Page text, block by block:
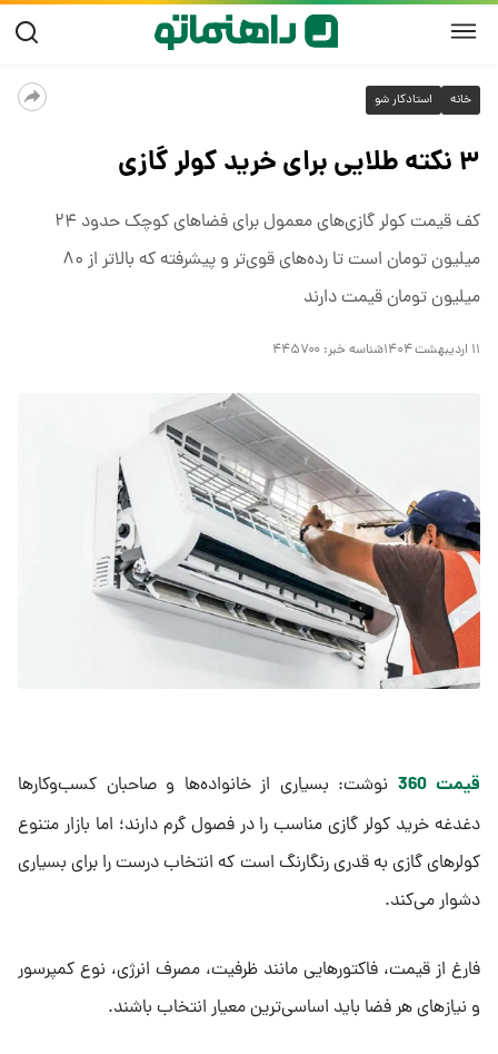
خانه استادکار شو
۳ نکته طلایی برای خرید کولر گازی
کف قیمت کولر گازی‌های معمول برای فضاهای کوچک حدود ۲۴
میلیون تومان است تا رده‌های قوی‌تر و پیشرفته که بالاتر از ۸۰
میلیون تومان قیمت دارند
۱۱ اردیبهشت ۱۴۰۴ شناسه خبر: ۴۴۵۷۰۰
قیمت 360
نوشت: بسیاری از خانواده‌ها و صاحبان کسب‌وکارها
دغدغه خرید کولر گازی مناسب را در فصول گرم دارند؛ اما بازار متنوع
کولرهای گازی به قدری رنگارنگ است که انتخاب درست را برای بسیاری
دشوار می‌کند.
فارغ از قیمت، فاکتورهایی مانند ظرفیت، مصرف انرژی، نوع کمپرسور
و نیازهای هر فضا باید اساسی‌ترین معیار انتخاب باشند.